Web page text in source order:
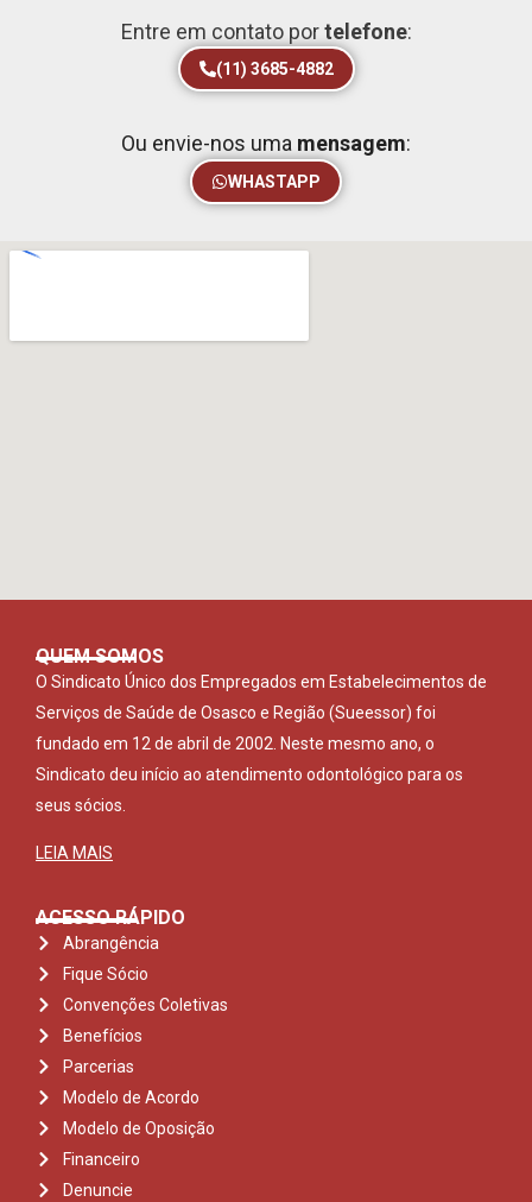
Entre em contato portelefone:
(11) 3685-4882
Ou envie-nos uma mensagem:
WHASTAPP
QUEM SOMOS
O Sindicato Único dos Empregados em Estabelecimentos de
Serviços de Saúde de Osasco e Região (Sueessor) foi
fundado em 12 de abril de 2002. Neste mesmo ano, o
Sindicato deu início ao atendimento odontológico para os
seus sócios.
LEIA MAIS
ACESSO RÁPIDO
Abrangência
Fique Sócio
Convenções Coletivas
Benefícios
Parcerias
Modelo de Acordo
Modelo de Oposição
Financeiro
Denuncie